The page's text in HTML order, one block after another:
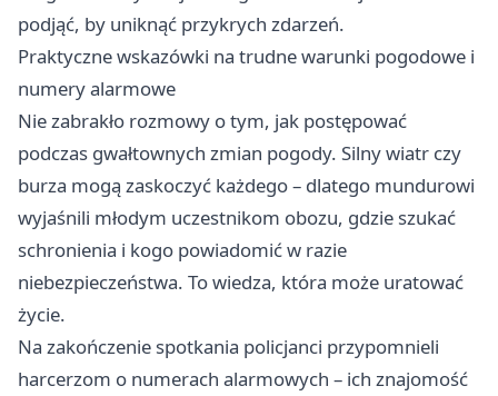
podjąć, by uniknąć przykrych zdarzeń.
Praktyczne wskazówki na trudne warunki pogodowe i
numery alarmowe
Nie zabrakło rozmowy o tym, jak postępować
podczas gwałtownych zmian pogody. Silny wiatr czy
burza mogą zaskoczyć każdego – dlatego mundurowi
wyjaśnili młodym uczestnikom obozu, gdzie szukać
schronienia i kogo powiadomić w razie
niebezpieczeństwa. To wiedza, która może uratować
życie.
Na zakończenie spotkania policjanci przypomnieli
harcerzom o numerach alarmowych – ich znajomość